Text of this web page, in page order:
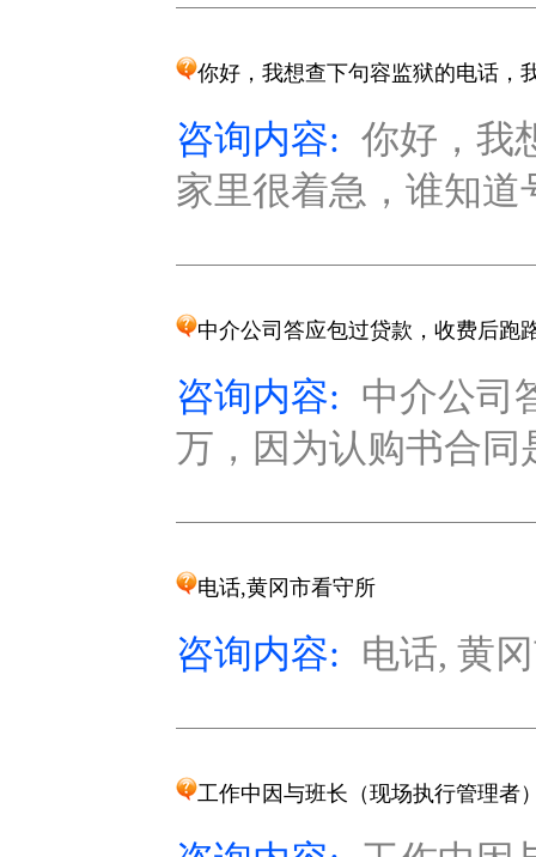
你好，我想查下句容监狱的电话，
咨询内容: 你好，我
家里很着急，谁知道
中介公司答应包过贷款，收费后跑
咨询内容: 中介公司
万，因为认购书合同
电话,黄冈市看守所
咨询内容: 电话, 黄
工作中因与班长（现场执行管理者